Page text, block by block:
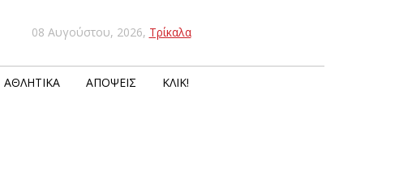
08 Αυγούστου, 2026, Τρίκαλα
ΑΘΛΗΤΙΚΆ ΑΠΌΨΕΙΣ ΚΛΙΚ!